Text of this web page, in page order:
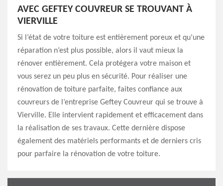
AVEC GEFTEY COUVREUR SE TROUVANT À
VIERVILLE
Si l’état de votre toiture est entièrement poreux et qu’une
réparation n’est plus possible, alors il vaut mieux la
rénover entièrement. Cela protégera votre maison et
vous serez un peu plus en sécurité. Pour réaliser une
rénovation de toiture parfaite, faites confiance aux
couvreurs de l’entreprise Geftey Couvreur qui se trouve à
Vierville. Elle intervient rapidement et efficacement dans
la réalisation de ses travaux. Cette dernière dispose
également des matériels performants et de derniers cris
pour parfaire la rénovation de votre toiture.